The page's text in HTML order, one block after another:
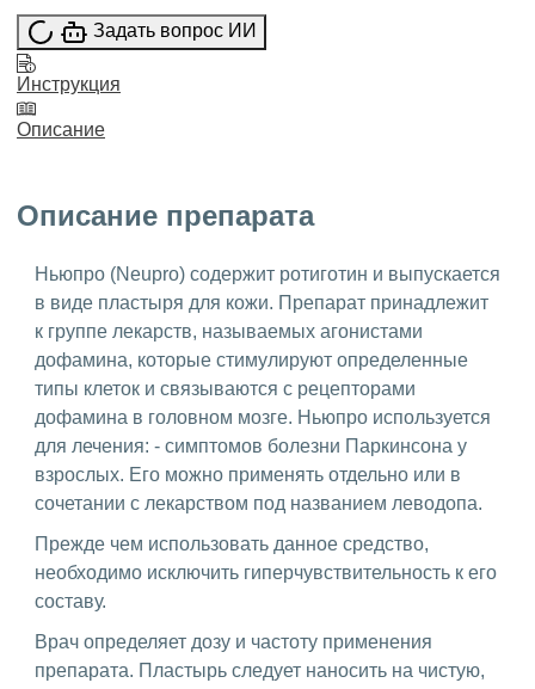
Задать вопрос ИИ
Инструкция
Описание
Описание препарата
Ньюпро (Neupro) содержит ротиготин и выпускается
в виде пластыря для кожи. Препарат принадлежит
к группе лекарств, называемых агонистами
дофамина, которые стимулируют определенные
типы клеток и связываются с рецепторами
дофамина в головном мозге. Ньюпро используется
для лечения: - симптомов болезни Паркинсона у
взрослых. Его можно применять отдельно или в
сочетании с лекарством под названием леводопа.
Прежде чем использовать данное средство,
необходимо исключить гиперчувствительность к его
составу.
Врач определяет дозу и частоту применения
препарата. Пластырь следует наносить на чистую,